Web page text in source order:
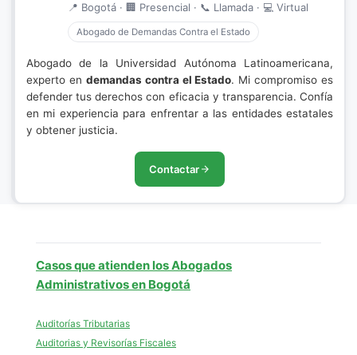
📍 Bogotá · 🏢 Presencial · 📞 Llamada · 💻 Virtual
Abogado de Demandas Contra el Estado
Abogado de la Universidad Autónoma Latinoamericana,
experto en demandas contra el Estado. Mi compromiso es
defender tus derechos con eficacia y transparencia. Confía
en mi experiencia para enfrentar a las entidades estatales
y obtener justicia.
Contactar
Casos que atienden los Abogados
Administrativos en Bogotá
Auditorías Tributarias
Auditorias y Revisorías Fiscales